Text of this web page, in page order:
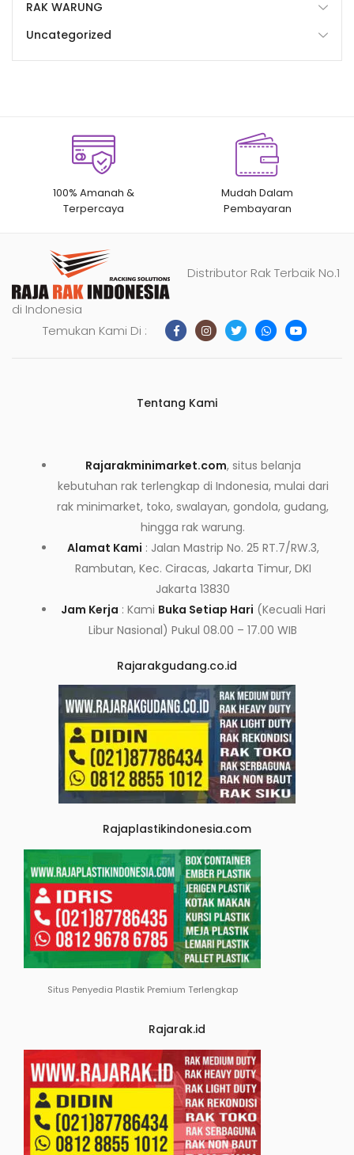
RAK WARUNG
Uncategorized
100% Amanah &
Terpercaya
Mudah Dalam
Pembayaran
Distributor Rak Terbaik No.1
di Indonesia
Temukan Kami Di :
Tentang Kami
Rajarakminimarket.com, situs belanja
kebutuhan rak terlengkap di Indonesia, mulai dari
rak minimarket, toko, swalayan, gondola, gudang,
hingga rak warung.
Alamat Kami : Jalan Mastrip No. 25 RT.7/RW.3,
Rambutan, Kec. Ciracas, Jakarta Timur, DKI
Jakarta 13830
Jam Kerja : Kami Buka Setiap Hari (Kecuali Hari
Libur Nasional) Pukul 08.00 – 17.00 WIB
Rajarakgudang.co.id
Rajaplastikindonesia.com
Situs Penyedia Plastik Premium Terlengkap
Rajarak.id